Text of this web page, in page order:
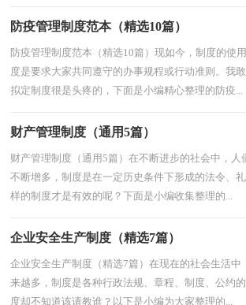
防疫管理制度范本（精选10篇）
防疫管理制度范本（精选10篇）现如今，制度的使
度是要求大家共同遵守的办事规程或行动准则。我
拟定制度很是头疼的，下面是小编精心整理的防疫...
财产管理制度（通用5篇）
财产管理制度（通用5篇）在不断进步的社会中，人
不断增多，制度是在一定历史条件下形成的法令、
样的制度才是有效的呢？下面是小编收集整理的...
企业安全生产制度（精选7篇）
企业安全生产制度（精选7篇）在现在的社会生活中
来越多，制度是各种行政法规、章程、制度、公约
度却不知道该请教谁？以下是小编为大家整理的...